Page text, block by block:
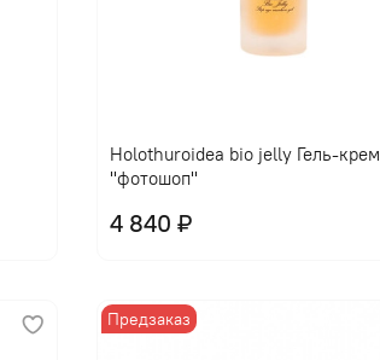
Holothuroidea bio jelly Гель-крем
"фотошоп"
4 840 ₽
Предзаказ